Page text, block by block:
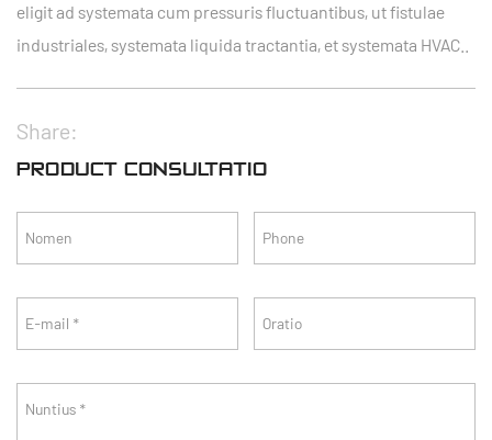
eligit ad systemata cum pressuris fluctuantibus, ut fistulae
industriales, systemata liquida tractantia, et systemata HVAC..
Share:
PRODUCT CONSULTATIO